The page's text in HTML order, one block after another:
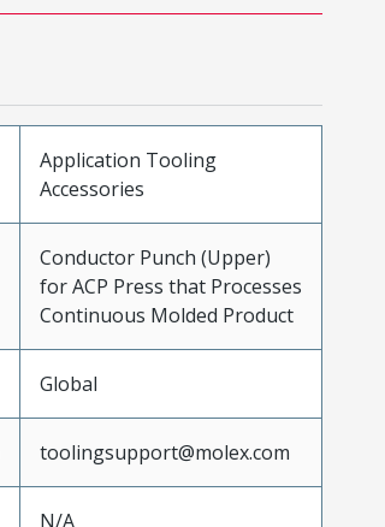
Application Tooling
Accessories
Conductor Punch (Upper)
for ACP Press that Processes
Continuous Molded Product
Global
toolingsupport@molex.com
N/A